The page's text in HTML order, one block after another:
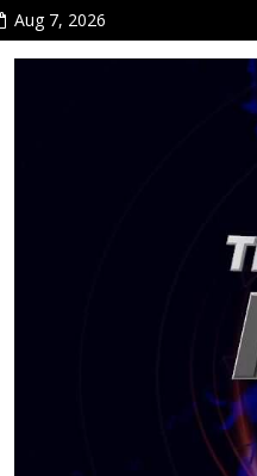
Aug 7, 2026